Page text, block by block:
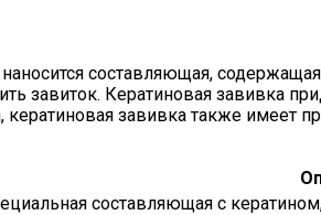
составляющая,
завиток. Кератиновая завивка
завивка также
составляющая с